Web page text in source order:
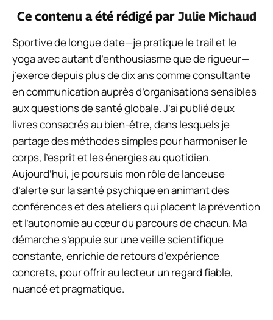
Ce contenu a été rédigé par Julie Michaud
Sportive de longue date—je pratique le trail et le
yoga avec autant d’enthousiasme que de rigueur—
j’exerce depuis plus de dix ans comme consultante
en communication auprès d’organisations sensibles
aux questions de santé globale. J’ai publié deux
livres consacrés au bien-être, dans lesquels je
partage des méthodes simples pour harmoniser le
corps, l’esprit et les énergies au quotidien.
Aujourd’hui, je poursuis mon rôle de lanceuse
d’alerte sur la santé psychique en animant des
conférences et des ateliers qui placent la prévention
et l’autonomie au cœur du parcours de chacun. Ma
démarche s’appuie sur une veille scientifique
constante, enrichie de retours d’expérience
concrets, pour offrir au lecteur un regard fiable,
nuancé et pragmatique.